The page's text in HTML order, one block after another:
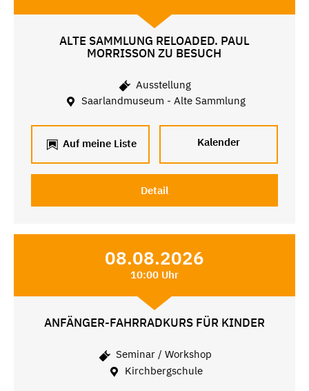
ALTE SAMMLUNG RELOADED. PAUL
MORRISSON ZU BESUCH
Ausstellung
Saarlandmuseum - Alte Sammlung
Auf meine Liste Kalender
Detail
08.08.2026
10:00 Uhr
ANFÄNGER-FAHRRADKURS FÜR KINDER
Seminar / Workshop
Kirchbergschule